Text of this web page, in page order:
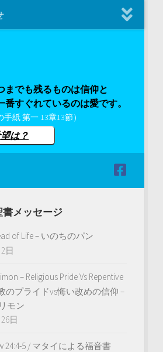
までも残るものは信仰と
すぐれているのは愛です。
手紙 第一 13章13節）
は？
書メッセージ
of Life – いのちのパン
日
– Religious Pride Vs Repentive
のプライドvs悔い改めの信仰 –
モン
日
24:4-5 / マタイによる福音書